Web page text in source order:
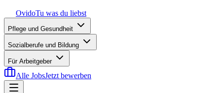
OvidoTu was du liebst
Pflege und Gesundheit
Sozialberufe und Bildung
Für Arbeitgeber
Alle JobsJetzt bewerben